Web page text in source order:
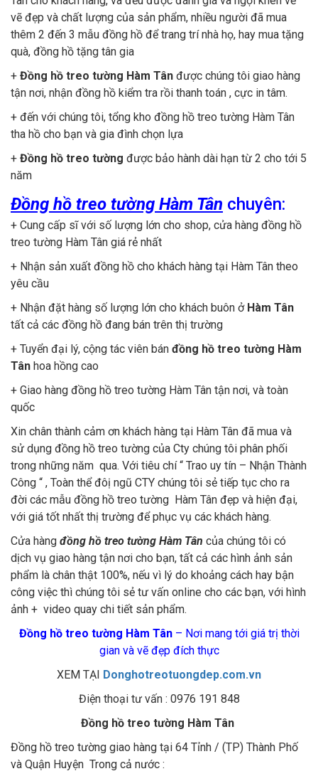
vẽ đẹp và chất lượng của sản phẩm, nhiều người đã mua
thêm 2 đến 3 mẫu đồng hồ để trang trí nhà họ, hay mua tặng
quà, đồng hồ tặng tân gia
+ Đồng hồ treo tường Hàm Tân được chúng tôi giao hàng
tận nơi, nhận đồng hồ kiểm tra rồi thanh toán , cực in tâm.
+ đến với chúng tôi, tổng kho đồng hồ treo tường Hàm Tân
tha hồ cho bạn và gia đình chọn lựa
+ Đồng hồ treo tường được bảo hành dài hạn từ 2 cho tới 5
năm
Đồng hồ treo tường Hàm Tân chuyên:
+ Cung cấp sĩ với số lượng lớn cho shop, cửa hàng đồng hồ
treo tường Hàm Tân giá rẻ nhất
+ Nhận sản xuất đồng hồ cho khách hàng tại Hàm Tân theo
yêu cầu
+ Nhận đặt hàng số lượng lớn cho khách buôn ở Hàm Tân
tất cả các đồng hồ đang bán trên thị trường
+ Tuyển đại lý, cộng tác viên bán đồng hồ treo tường Hàm
Tân hoa hồng cao
+ Giao hàng đồng hồ treo tường Hàm Tân tận nơi, và toàn
quốc
Xin chân thành cảm ơn khách hàng tại Hàm Tân đã mua và
sử dụng đồng hồ treo tường của Cty chúng tôi phân phối
trong những năm qua. Với tiêu chí “ Trao uy tín – Nhận Thành
Công “ , Toàn thể đôị ngũ CTY chúng tôi sẻ tiếp tục cho ra
đời các mẫu đồng hồ treo tường Hàm Tân đẹp và hiện đại,
với giá tốt nhất thị trường để phục vụ các khách hàng.
Cửa hàng đồng hồ treo tường Hàm Tân của chúng tôi có
dịch vụ giao hàng tận nơi cho bạn, tất cả các hình ảnh sản
phẩm là chân thật 100%, nếu vì lý do khoảng cách hay bận
công việc thì chúng tôi sẻ tư vấn online cho các bạn, với hình
ảnh + video quay chi tiết sản phẩm.
Đồng hồ treo tường Hàm Tân– Nơi mang tới giá trị thời
gian và vẽ đẹp đích thực
XEM TẠI
Donghotreotuongdep.com.vn
Điện thoại tư vấn : 0976 191 848
Đồng hồ treo tường Hàm Tân
Đồng hồ treo tường giao hàng tại 64 Tỉnh / (TP) Thành Phố
và Quận Huyện Trong cả nước :